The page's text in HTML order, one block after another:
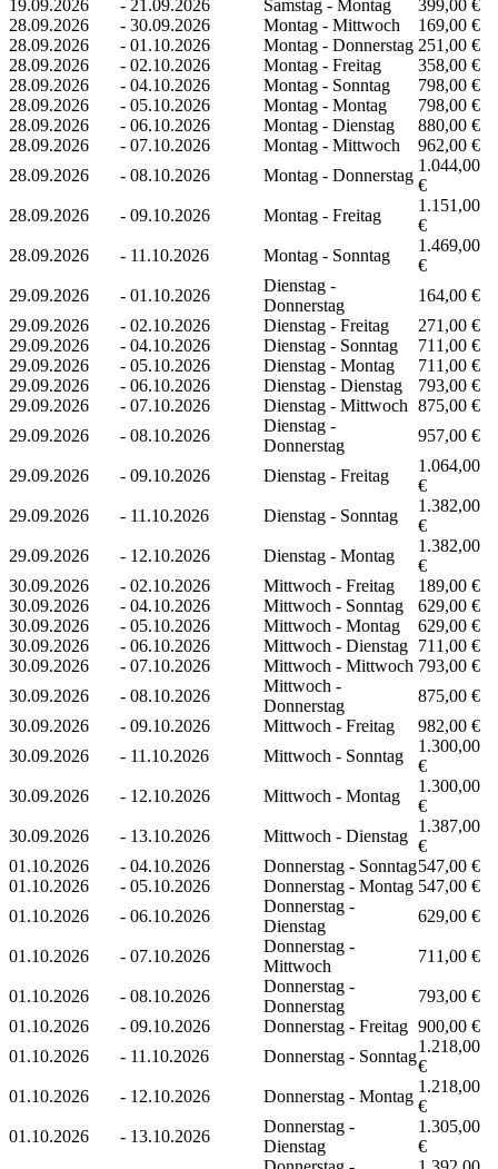
19.09.2026
- 21.09.2026 Samstag - Montag
399,00 €
28.09.2026
- 30.09.2026 Montag - Mittwoch
169,00 €
28.09.2026
- 01.10.2026 Montag - Donnerstag 251,00 €
28.09.2026
- 02.10.2026 Montag - Freitag
358,00 €
28.09.2026
- 04.10.2026 Montag - Sonntag
798,00 €
28.09.2026
- 05.10.2026 Montag - Montag
798,00 €
28.09.2026
- 06.10.2026 Montag - Dienstag
880,00 €
28.09.2026
- 07.10.2026 Montag - Mittwoch
962,00 €
28.09.2026
- 08.10.2026 Montag - Donnerstag
1.044,00
€
28.09.2026
- 09.10.2026 Montag - Freitag
1.151,00
€
28.09.2026
- 11.10.2026 Montag - Sonntag
1.469,00
€
29.09.2026
- 01.10.2026
Dienstag -
Donnerstag
164,00 €
29.09.2026
- 02.10.2026 Dienstag - Freitag
271,00 €
29.09.2026
- 04.10.2026 Dienstag - Sonntag
711,00 €
29.09.2026
- 05.10.2026 Dienstag - Montag
711,00 €
29.09.2026
- 06.10.2026 Dienstag - Dienstag
793,00 €
29.09.2026
- 07.10.2026 Dienstag - Mittwoch 875,00 €
29.09.2026
- 08.10.2026
Dienstag -
Donnerstag
957,00 €
29.09.2026 - 09.10.2026 Dienstag - Freitag
1.064,00
€
29.09.2026
- 11.10.2026 Dienstag - Sonntag
1.382,00
€
29.09.2026
- 12.10.2026 Dienstag - Montag
1.382,00
€
30.09.2026
- 02.10.2026 Mittwoch - Freitag
189,00 €
30.09.2026
- 04.10.2026 Mittwoch - Sonntag
629,00 €
30.09.2026
- 05.10.2026 Mittwoch - Montag
629,00 €
30.09.2026
- 06.10.2026 Mittwoch - Dienstag 711,00 €
30.09.2026
- 07.10.2026 Mittwoch - Mittwoch 793,00 €
30.09.2026
- 08.10.2026
Mittwoch -
Donnerstag
875,00 €
30.09.2026
- 09.10.2026 Mittwoch - Freitag
982,00 €
30.09.2026
- 11.10.2026 Mittwoch - Sonntag
1.300,00
€
30.09.2026
- 12.10.2026 Mittwoch - Montag
1.300,00
€
30.09.2026
- 13.10.2026 Mittwoch - Dienstag
1.387,00
€
01.10.2026
- 04.10.2026 Donnerstag - Sonntag547,00 €
01.10.2026
- 05.10.2026 Donnerstag - Montag 547,00 €
01.10.2026
- 06.10.2026
Donnerstag -
Dienstag
629,00 €
01.10.2026 - 07.10.2026
Donnerstag -
Mittwoch
711,00 €
01.10.2026 - 08.10.2026
Donnerstag -
Donnerstag
793,00 €
01.10.2026
- 09.10.2026 Donnerstag - Freitag 900,00 €
01.10.2026
- 11.10.2026 Donnerstag - Sonntag
1.218,00
€
01.10.2026
- 12.10.2026 Donnerstag - Montag
1.218,00
€
01.10.2026
- 13.10.2026
Donnerstag -
Dienstag
1.305,00
€